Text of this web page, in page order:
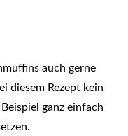
auch gerne
diesem Rezept kein
ganz einfach